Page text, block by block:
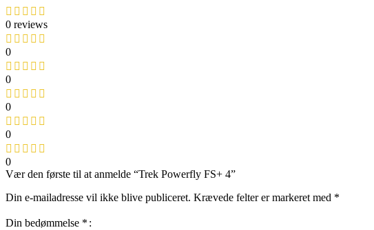
0 reviews
0
0
0
0
0
Vær den første til at anmelde “Trek Powerfly FS+ 4”
Din e-mailadresse vil ikke blive publiceret. Krævede felter er markeret med *
Din bedømmelse *